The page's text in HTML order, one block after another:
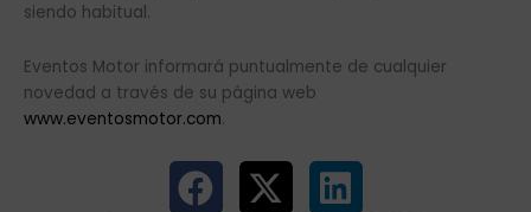
siendo habitual.
Eventos Motor informará puntualmente de cualquier
novedad a través de su página web
www.eventosmotor.com.